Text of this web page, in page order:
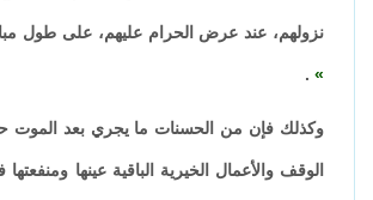
نزولهم، عند عرض الحرام عليهم، على طول
.
وكذلك فإن من الحسنات ما يجري بعد الموت
الوقف والأعمال الخيرية الباقية عينها